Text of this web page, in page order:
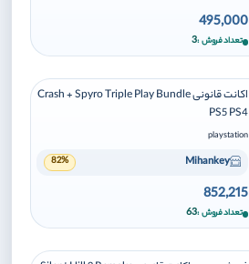
495,000
تعداد فروش 3
اکانت قانونی Crash + Spyro Triple Play Bundle
PS5 PS4
playstation
Mihankey
82%
852,215
تعداد فروش 63